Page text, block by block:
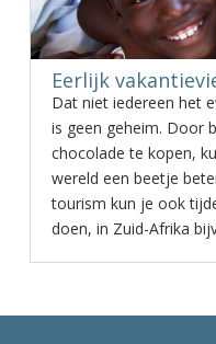
Eerlijk
Dat niet iedereen het
is geen geheim. Door
chocolade te kopen,
wereld een beetje
tourism kun je ook
doen, in Zuid-Afrika